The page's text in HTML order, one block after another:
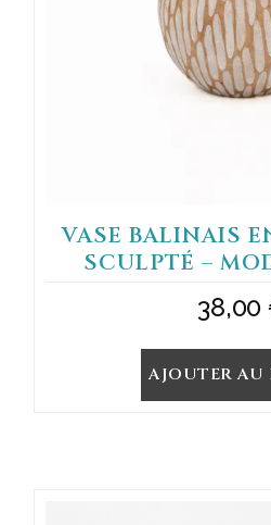
VASE BALINAIS
SCULPTÉ –
38,00
AJOUTER AU